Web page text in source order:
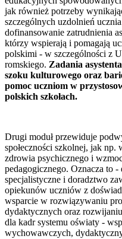
jak również potrzeby
szczególnych uzdolnień
dofinansowanie zatrudnienia
którzy wspierają i pomagają
polskimi - w szczególności z
romskiego. Zadania
szoku kulturowego oraz
pomoc uczniom w
polskich szkołach.
Drugi moduł przewiduje
społeczności szkolnej, jak
zdrowia psychicznego i
pedagogicznego. Oznacza to
specjalistyczne i doradztwo
opiekunów uczniów z
wsparcie w rozwiązywaniu
dydaktycznych oraz
dla kadr systemu oświaty -
wychowawczych,